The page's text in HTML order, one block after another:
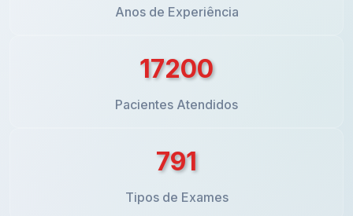
Anos de Experiência
31200
Pacientes Atendidos
1435
Tipos de Exames